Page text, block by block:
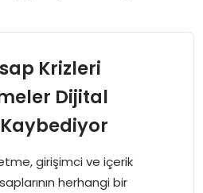
Krizleri
Dijital
girişimci ve içerik
herhangi bir